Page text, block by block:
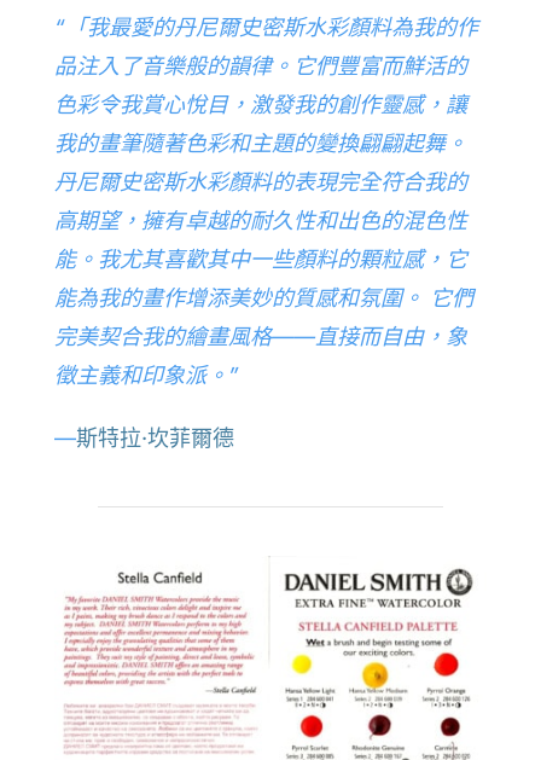
部落格
資源
尋找零售商
聯絡我們
訂閱
“「我最愛的丹尼爾史密斯水彩顏料為我的作
品注入了音樂般的韻律。它們豐富而鮮活的
色彩令我賞心悅目，激發我的創作靈感，讓
我的畫筆隨著色彩和主題的變換翩翩起舞。
丹尼爾史密斯水彩顏料的表現完全符合我的
高期望，擁有卓越的耐久性和出色的混色性
能。我尤其喜歡其中一些顏料的顆粒感，它
能為我的畫作增添美妙的質感和氛圍。 它們
完美契合我的繪畫風格——直接而自由，象
徵主義和印象派。”
—斯特拉·坎菲爾德